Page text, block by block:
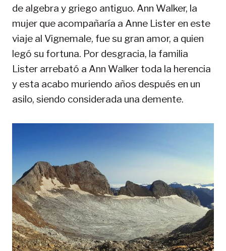
de algebra y griego antiguo. Ann Walker, la
mujer que acompañaría a Anne Lister en este
viaje al Vignemale, fue su gran amor, a quien
legó su fortuna. Por desgracia, la familia
Lister arrebató a Ann Walker toda la herencia
y esta acabo muriendo años después en un
asilo, siendo considerada una demente.